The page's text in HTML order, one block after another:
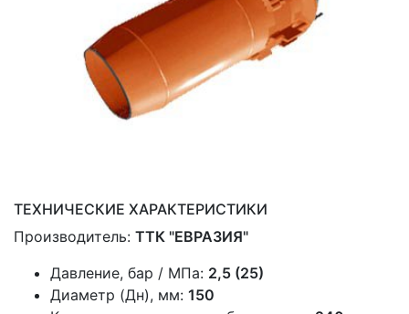
ТЕХНИЧЕСКИЕ ХАРАКТЕРИСТИКИ
Производитель: ТТК "ЕВРАЗИЯ"
Давление, бар / МПа: 2,5 (25)
Диаметр (Дн), мм: 150